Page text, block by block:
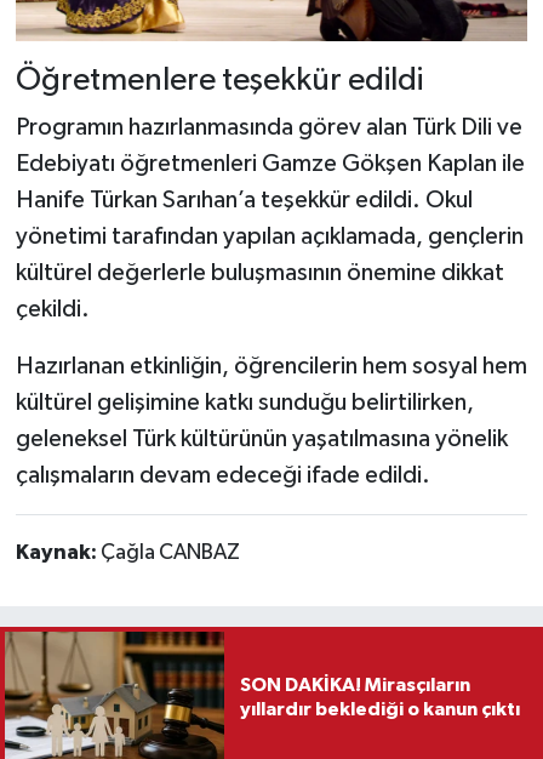
Öğretmenlere teşekkür edildi
Programın hazırlanmasında görev alan Türk Dili ve
Edebiyatı öğretmenleri Gamze Gökşen Kaplan ile
Hanife Türkan Sarıhan’a teşekkür edildi. Okul
yönetimi tarafından yapılan açıklamada, gençlerin
kültürel değerlerle buluşmasının önemine dikkat
çekildi.
Hazırlanan etkinliğin, öğrencilerin hem sosyal hem
kültürel gelişimine katkı sunduğu belirtilirken,
geleneksel Türk kültürünün yaşatılmasına yönelik
çalışmaların devam edeceği ifade edildi.
Kaynak: Çağla CANBAZ
SON DAKİKA! Mirasçıların
yıllardır beklediği o kanun çıktı